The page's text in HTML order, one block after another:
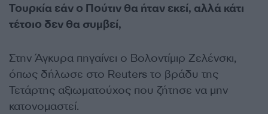
Τουρκία εάν ο Πούτιν θα ήταν εκεί, αλλά κάτι
τέτοιο δεν θα συμβεί,
Στην Άγκυρα πηγαίνει ο Βολοντίμιρ Ζελένσκι,
όπως δήλωσε στο Reuters το βράδυ της
Τετάρτης αξιωματούχος που ζήτησε να μην
κατονομαστεί.